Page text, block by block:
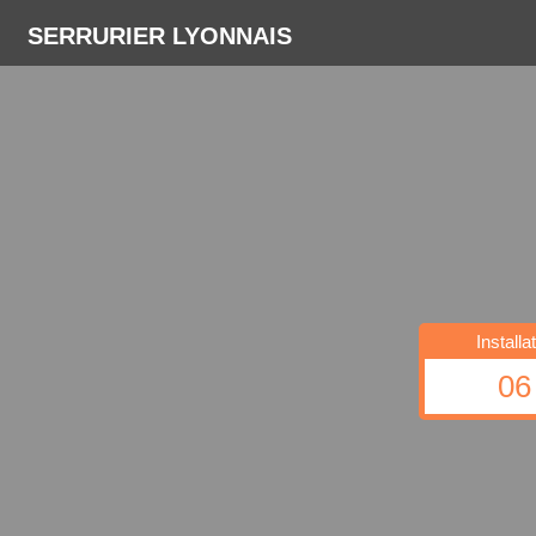
SERRURIER LYONNAIS